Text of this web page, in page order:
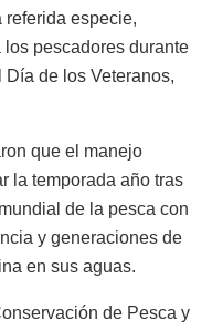
especie,
pescadores durante
de los Veteranos,
que el manejo
la temporada año tras
de la pesca con
y generaciones de
en sus aguas.
de Pesca y